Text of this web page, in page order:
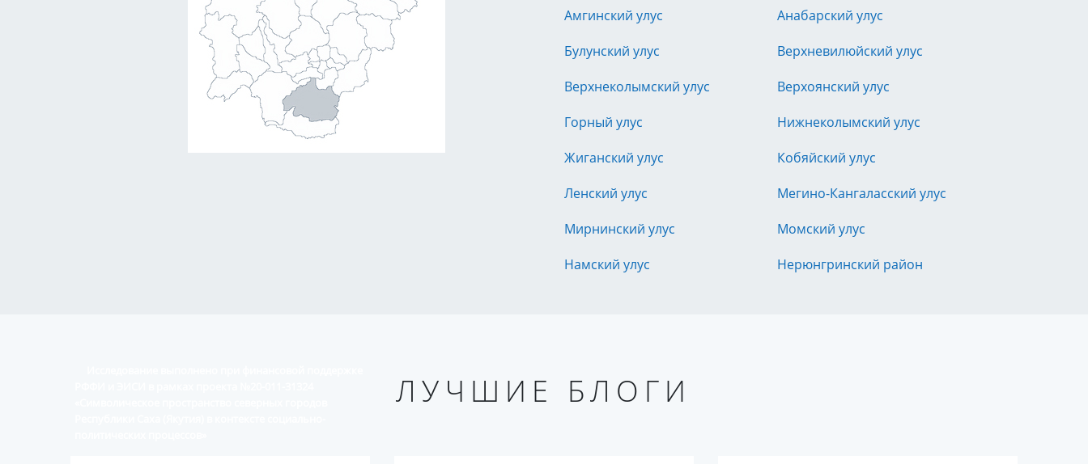
Амгинский улус
Анабарский улус
Булунский улус
Верхневилюйский улус
Верхнеколымский улус
Верхоянский улус
Горный улус
Нижнеколымский улус
Жиганский улус
Кобяйский улус
Ленский улус
Мегино-Кангаласский улус
Мирнинский улус
Момский улус
Намский улус
Нерюнгринский район
ЛУЧШИЕ БЛОГИ